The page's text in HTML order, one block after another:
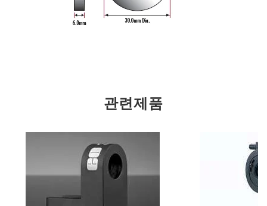
관련제품